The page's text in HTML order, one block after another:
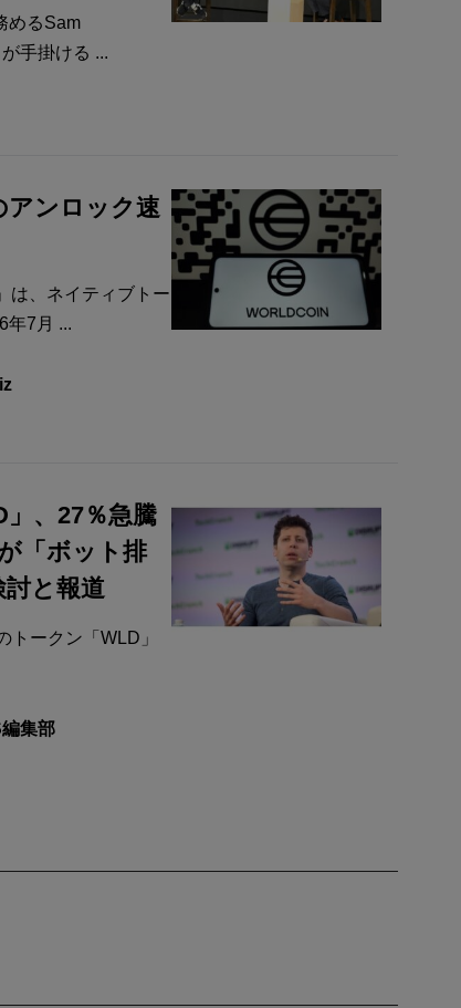
めるSam
手掛ける ...
アンロック速
は、ネイティブトー
年7月 ...
、27％急騰
「ボット排
討と報道
トークン「WLD」
集部